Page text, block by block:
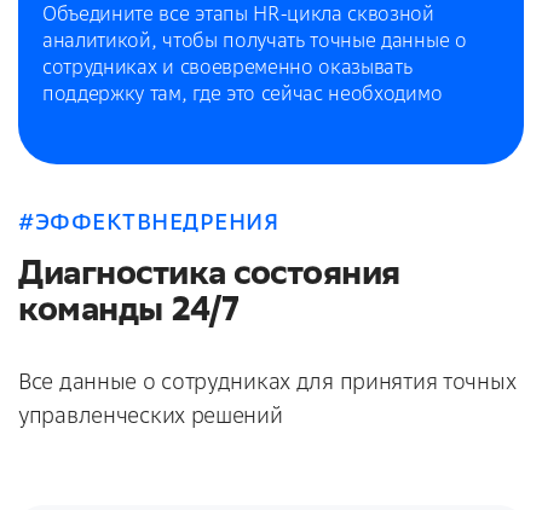
Объедините все этапы HR-цикла сквозной
аналитикой, чтобы получать точные данные о
сотрудниках и своевременно оказывать
поддержку там, где это сейчас необходимо
#ЭФФЕКТВНЕДРЕНИЯ
Диагностика состояния
команды 24/7
Все данные о сотрудниках для принятия точных
управленческих решений